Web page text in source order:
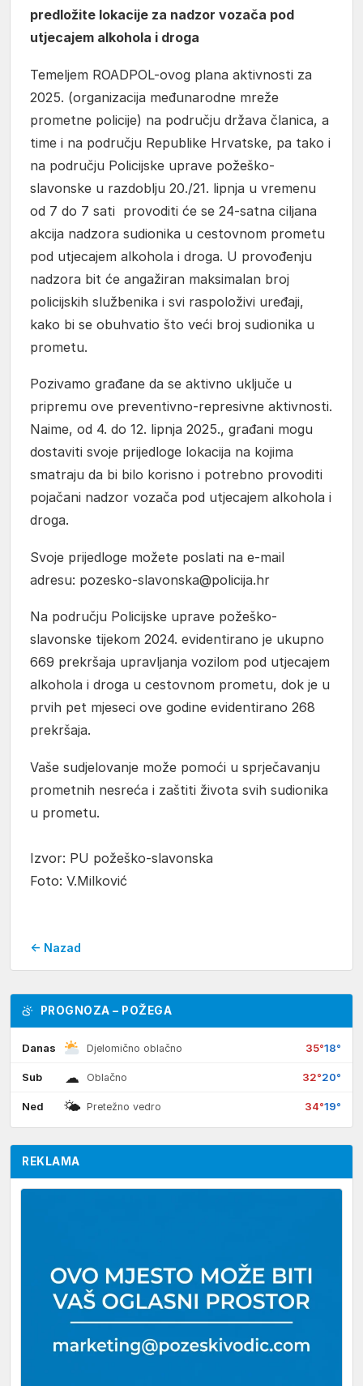
predložite lokacije za nadzor vozača pod
utjecajem alkohola i droga
Temeljem ROADPOL-ovog plana aktivnosti za
2025. (organizacija međunarodne mreže
prometne policije) na području država članica, a
time i na području Republike Hrvatske, pa tako i
na području Policijske uprave požeško-
slavonske u razdoblju 20./21. lipnja u vremenu
od 7 do 7 sati provoditi će se 24-satna ciljana
akcija nadzora sudionika u cestovnom prometu
pod utjecajem alkohola i droga. U provođenju
nadzora bit će angažiran maksimalan broj
policijskih službenika i svi raspoloživi uređaji,
kako bi se obuhvatio što veći broj sudionika u
prometu.
Pozivamo građane da se aktivno uključe u
pripremu ove preventivno-represivne aktivnosti.
Naime, od 4. do 12. lipnja 2025., građani mogu
dostaviti svoje prijedloge lokacija na kojima
smatraju da bi bilo korisno i potrebno provoditi
pojačani nadzor vozača pod utjecajem alkohola i
droga.
Svoje prijedloge možete poslati na e-mail
adresu: pozesko-slavonska@policija.hr
Na području Policijske uprave požeško-
slavonske tijekom 2024. evidentirano je ukupno
669 prekršaja upravljanja vozilom pod utjecajem
alkohola i droga u cestovnom prometu, dok je u
prvih pet mjeseci ove godine evidentirano 268
prekršaja.
Vaše sudjelovanje može pomoći u sprječavanju
prometnih nesreća i zaštiti života svih sudionika
u prometu.
Izvor: PU požeško-slavonska
Foto: V.Milković
← Nazad
PROGNOZA – POŽEGA
Danas Djelomično oblačno 35°18°
Sub ☁ Oblačno 32°20°
Ned 🌤 Pretežno vedro 34°19°
REKLAMA